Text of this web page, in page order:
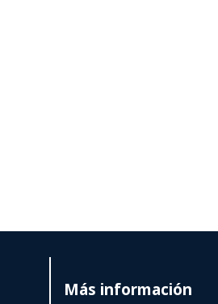
Más información